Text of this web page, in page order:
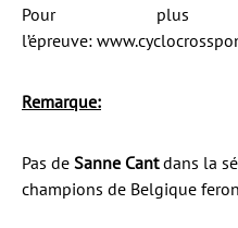
Pour plus
l’épreuve:
Remarque:
Pas de Sanne Cantdans la
champions de Belgique